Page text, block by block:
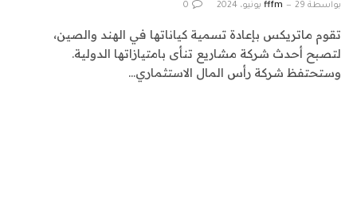
بواسطة fffm 29 يونيو، 2024 0
تقوم ماتريكس بإعادة تسمية كياناتها في الهند والصين،
لتصبح أحدث شركة مشاريع تنأى بامتيازاتها الدولية.
وستحتفظ شركة رأس المال الاستثماري…